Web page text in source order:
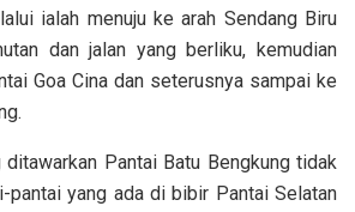
ialah menuju ke arah Sendang Biru
dan jalan yang berliku, kemudian
Goa Cina dan seterusnya sampai ke
ditawarkan Pantai Batu Bengkung tidak
pantai yang ada di bibir Pantai Selatan